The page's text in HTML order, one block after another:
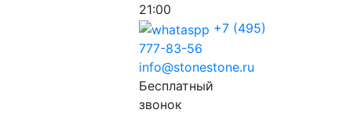
21:00
+7 (495)
777-83-56
info@stonestone.ru
Бесплатный
звонок